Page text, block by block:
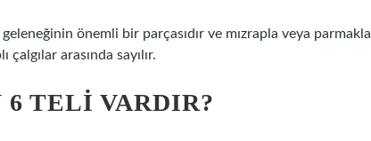
önemli bir parçasıdır ve mızrapla veya parmakla
arasında sayılır.
TELI VARDIR?